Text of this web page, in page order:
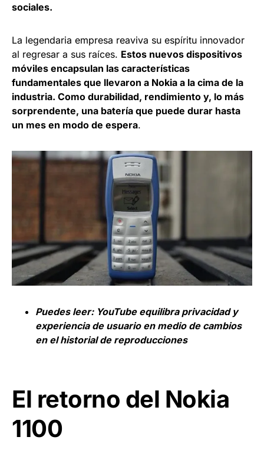
sociales.
La legendaria empresa reaviva su espíritu innovador
al regresar a sus raíces. Estos nuevos dispositivos
móviles encapsulan las características
fundamentales que llevaron a Nokia a la cima de la
industria. Como durabilidad, rendimiento y, lo más
sorprendente, una batería que puede durar hasta
un mes en modo de espera.
Puedes leer: YouTube equilibra privacidad y
experiencia de usuario en medio de cambios
en el historial de reproducciones
El retorno del Nokia
1100